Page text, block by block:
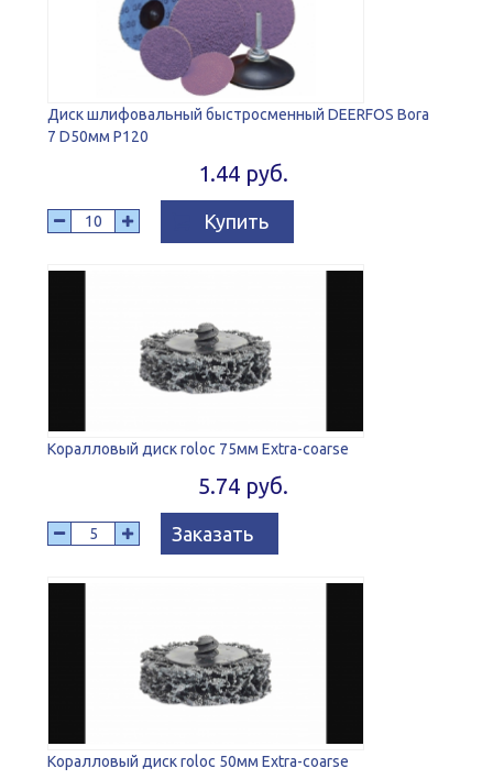
Диск шлифовальный быстросменный DEERFOS Bora
7 D50мм P120
1.44 руб.
Купить
Коралловый диск roloc 75мм Extra-coarse
5.74 руб.
Заказать
Коралловый диск roloc 50мм Extra-coarse